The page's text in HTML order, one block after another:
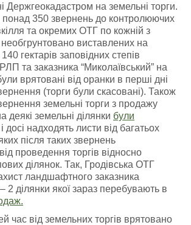
Держгеокадастром на земельні торги.
понад 350 звернень до контролюючих
та окремих ОТГ по кожній з
необгрунтовано виставлених на
гектарів заповідних степів
та заказника “Миколаївський” на
врятовані від оранки в перші дні
(торги були скасовані). Також
земельні торги з продажу
деякі земельні ділянки були
досі надходять листи від багатьох
після таких звернень
проведення торгів відносно
ділянок. Так, Гродівська ОТГ
ландшафтного заказника
2 ділянки якої зараз перебувають в
час від земельних торгів врятовано